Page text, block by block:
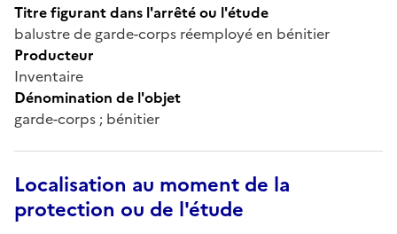
Titre figurant dans l'arrêté ou l'étude
balustre de garde-corps réemployé en bénitier
Producteur
Inventaire
Dénomination de l'objet
garde-corps ; bénitier
Localisation au moment de la
protection ou de l'étude